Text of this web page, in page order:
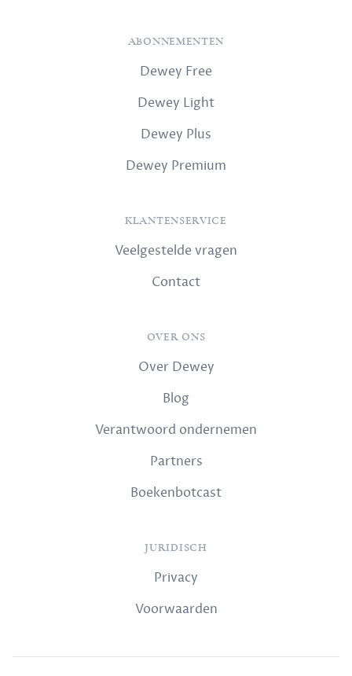
ABONNEMENTEN
Dewey Free
Dewey Light
Dewey Plus
Dewey Premium
KLANTENSERVICE
Veelgestelde vragen
Contact
OVER ONS
Over Dewey
Blog
Verantwoord ondernemen
Partners
Boekenbotcast
JURIDISCH
Privacy
Voorwaarden